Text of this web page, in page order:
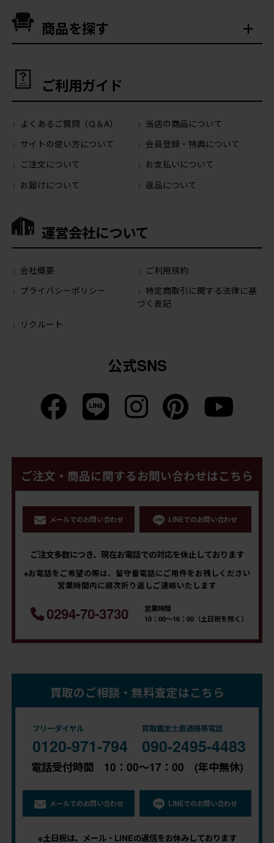
商品を探す
ご利用ガイド
よくあるご質問（Q＆A）
当店の商品について
サイトの使い方について
会員登録・特典について
ご注文について
お支払いについて
お届けについて
返品について
運営会社について
会社概要
ご利用規約
プライバシーポリシー
特定商取引に関する法律に基
づく表記
リクルート
公式SNS
ご注文・商品に関するお問い合わせはこちら
メールでのお問い合わせ LINEでのお問い合わせ
ご注文多数につき、現在お電話での対応を休止しております
※お電話をご希望の際は、留守番電話にご用件をお残しください
営業時間内に順次折り返しご連絡いたします
0294-70-3730
営業時間
10：00～16：00（土日祝を除く）
買取のご相談・無料査定はこちら
フリーダイヤル
0120-971-794
買取鑑定士直通携帯電話
090-2495-4483
電話受付時間 10：00～17：00 (年中無休)
メールでのお問い合わせ LINEでのお問い合わせ
※土日祝は、メール・LINEの返信をお休みしております